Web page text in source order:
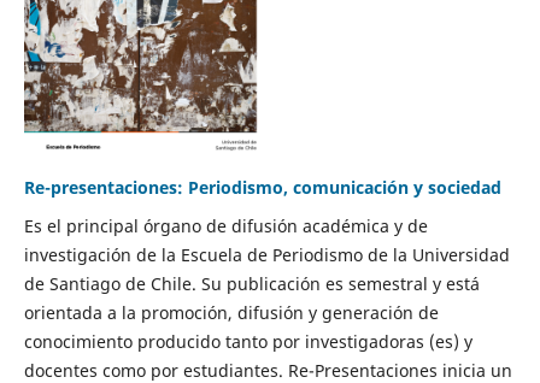
Re-presentaciones: Periodismo, comunicación y sociedad
Es el principal órgano de difusión académica y de
investigación de la Escuela de Periodismo de la Universidad
de Santiago de Chile. Su publicación es semestral y está
orientada a la promoción, difusión y generación de
conocimiento producido tanto por investigadoras (es) y
docentes como por estudiantes. Re-Presentaciones inicia un